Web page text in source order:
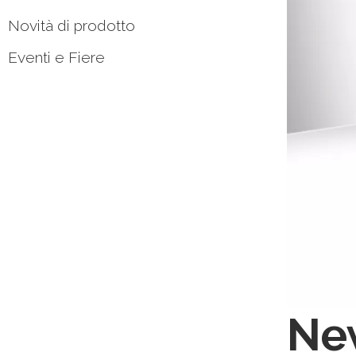
Novità di prodotto
Eventi e Fiere